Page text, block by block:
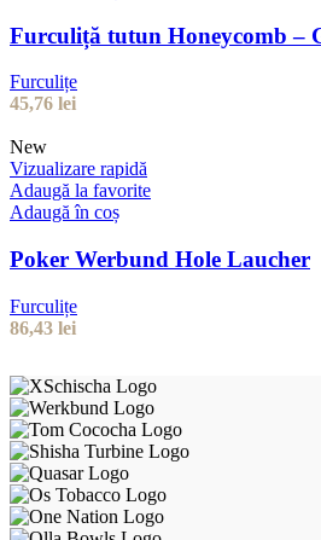
Furculiță tutun Honeycomb –
Furculițe
45,76 lei
New
Vizualizare rapidă
Adaugă la favorite
Adaugă în coș
Poker Werbund Hole Laucher
Furculițe
86,43 lei